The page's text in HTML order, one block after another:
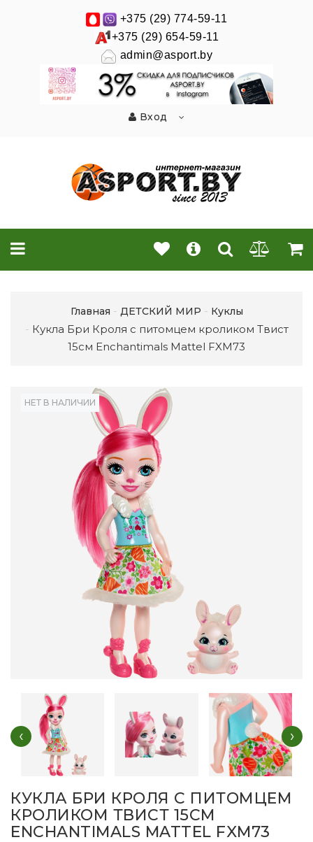
+375 (29) 774-59-11
+375 (29) 654-59-11
admin@asport.by
Вход
Главная ДЕТСКИЙ МИР Куклы
Кукла Бри Кроля с питомцем кроликом Твист
15см Enchantimals Mattel FXM73
НЕТ В НАЛИЧИИ
‹ ›
КУКЛА БРИ КРОЛЯ С ПИТОМЦЕМ
КРОЛИКОМ ТВИСТ 15СМ
ENCHANTIMALS MATTEL FXM73